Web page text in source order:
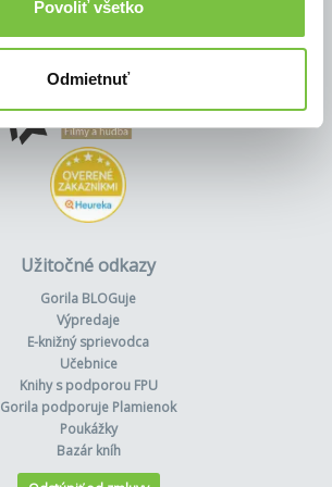
Povoliť všetko
Odmietnuť
Užitočné odkazy
Gorila BLOGuje
Výpredaje
E-knižný sprievodca
Učebnice
Knihy s podporou FPU
Gorila podporuje Plamienok
Poukážky
Bazár kníh